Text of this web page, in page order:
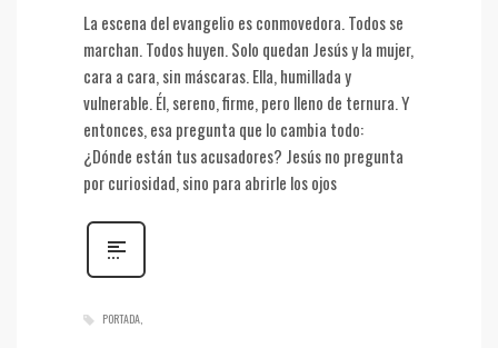
La escena del evangelio es conmovedora. Todos se
marchan. Todos huyen. Solo quedan Jesús y la mujer,
cara a cara, sin máscaras. Ella, humillada y
vulnerable. Él, sereno, firme, pero lleno de ternura. Y
entonces, esa pregunta que lo cambia todo:
¿Dónde están tus acusadores? Jesús no pregunta
por curiosidad, sino para abrirle los ojos
PORTADA